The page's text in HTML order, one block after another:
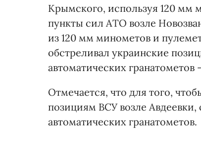
Крымского, используя 120
пункты сил АТО возле
из 120 мм минометов и
обстреливал украинские
автоматических
Отмечается, что для того,
позициям ВСУ возле
автоматических гранатометов.